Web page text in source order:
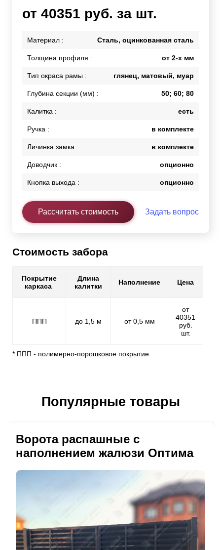
от 40351 руб. за шт.
Материал : Сталь, оцинкованная сталь
Толщина профиля : от 2-х мм
Тип окраса рамы : глянец, матовый, муар
Глубина секции (мм) : 50; 60; 80
Калитка : есть
Ручка : в комплекте
Личинка замка : в комплекте
Доводчик : опционно
Кнопка выхода : опционно
Рассчитать стоимость Задать вопрос
Стоимость забора
Покрытие
каркаса
Длина
калитки
Наполнение Цена
ППП до 1,5 м от 0,5 мм
от
40351
руб.
шт.
* ППП - полимерно-порошковое покрытие
Популярные товары
Ворота распашные с
наполнением жалюзи Оптима